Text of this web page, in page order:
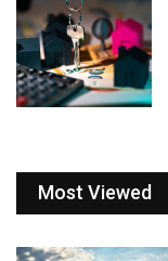
Most Viewed